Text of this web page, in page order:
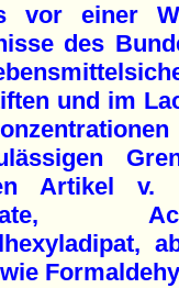
vor einer
des
und im
Artikel v.